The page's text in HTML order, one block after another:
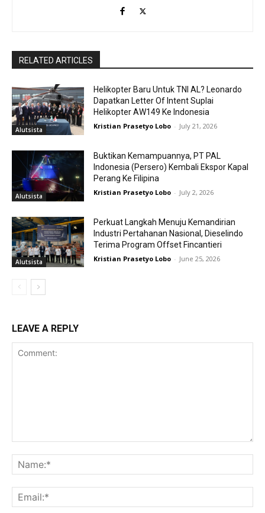
RELATED ARTICLES
Alutsista
Helikopter Baru Untuk TNI AL? Leonardo
Dapatkan Letter Of Intent Suplai
Helikopter AW149 Ke Indonesia
Kristian Prasetyo Lobo - July 21, 2026
Alutsista
Buktikan Kemampuannya, PT PAL
Indonesia (Persero) Kembali Ekspor Kapal
Perang Ke Filipina
Kristian Prasetyo Lobo - July 2, 2026
Alutsista
Perkuat Langkah Menuju Kemandirian
Industri Pertahanan Nasional, Dieselindo
Terima Program Offset Fincantieri
Kristian Prasetyo Lobo - June 25, 2026
LEAVE A REPLY